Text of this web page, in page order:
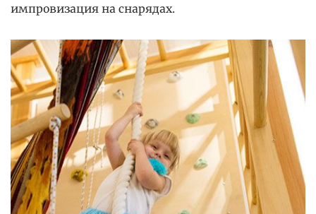
импровизация на снарядах.